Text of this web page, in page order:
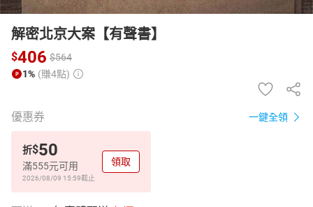
解密北京大案【有聲書】
$406 $564
1% (賺4點)
優惠券 一鍵全領
折$50
滿555元可用
2026/08/09 15:59截止
領取